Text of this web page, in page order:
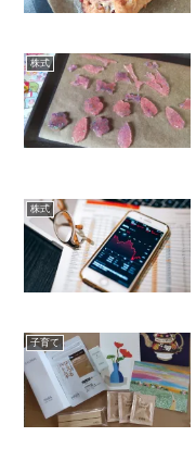
株式
株式
子育て